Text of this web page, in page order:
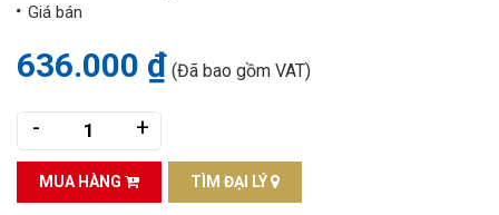
Giá bán
636.000 ₫ (Đã bao gồm VAT)
- +
MUA HÀNG TÌM ĐẠI LÝ